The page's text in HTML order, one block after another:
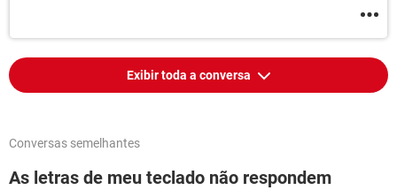
Exibir toda a conversa
Conversas semelhantes
As letras de meu teclado não respondem